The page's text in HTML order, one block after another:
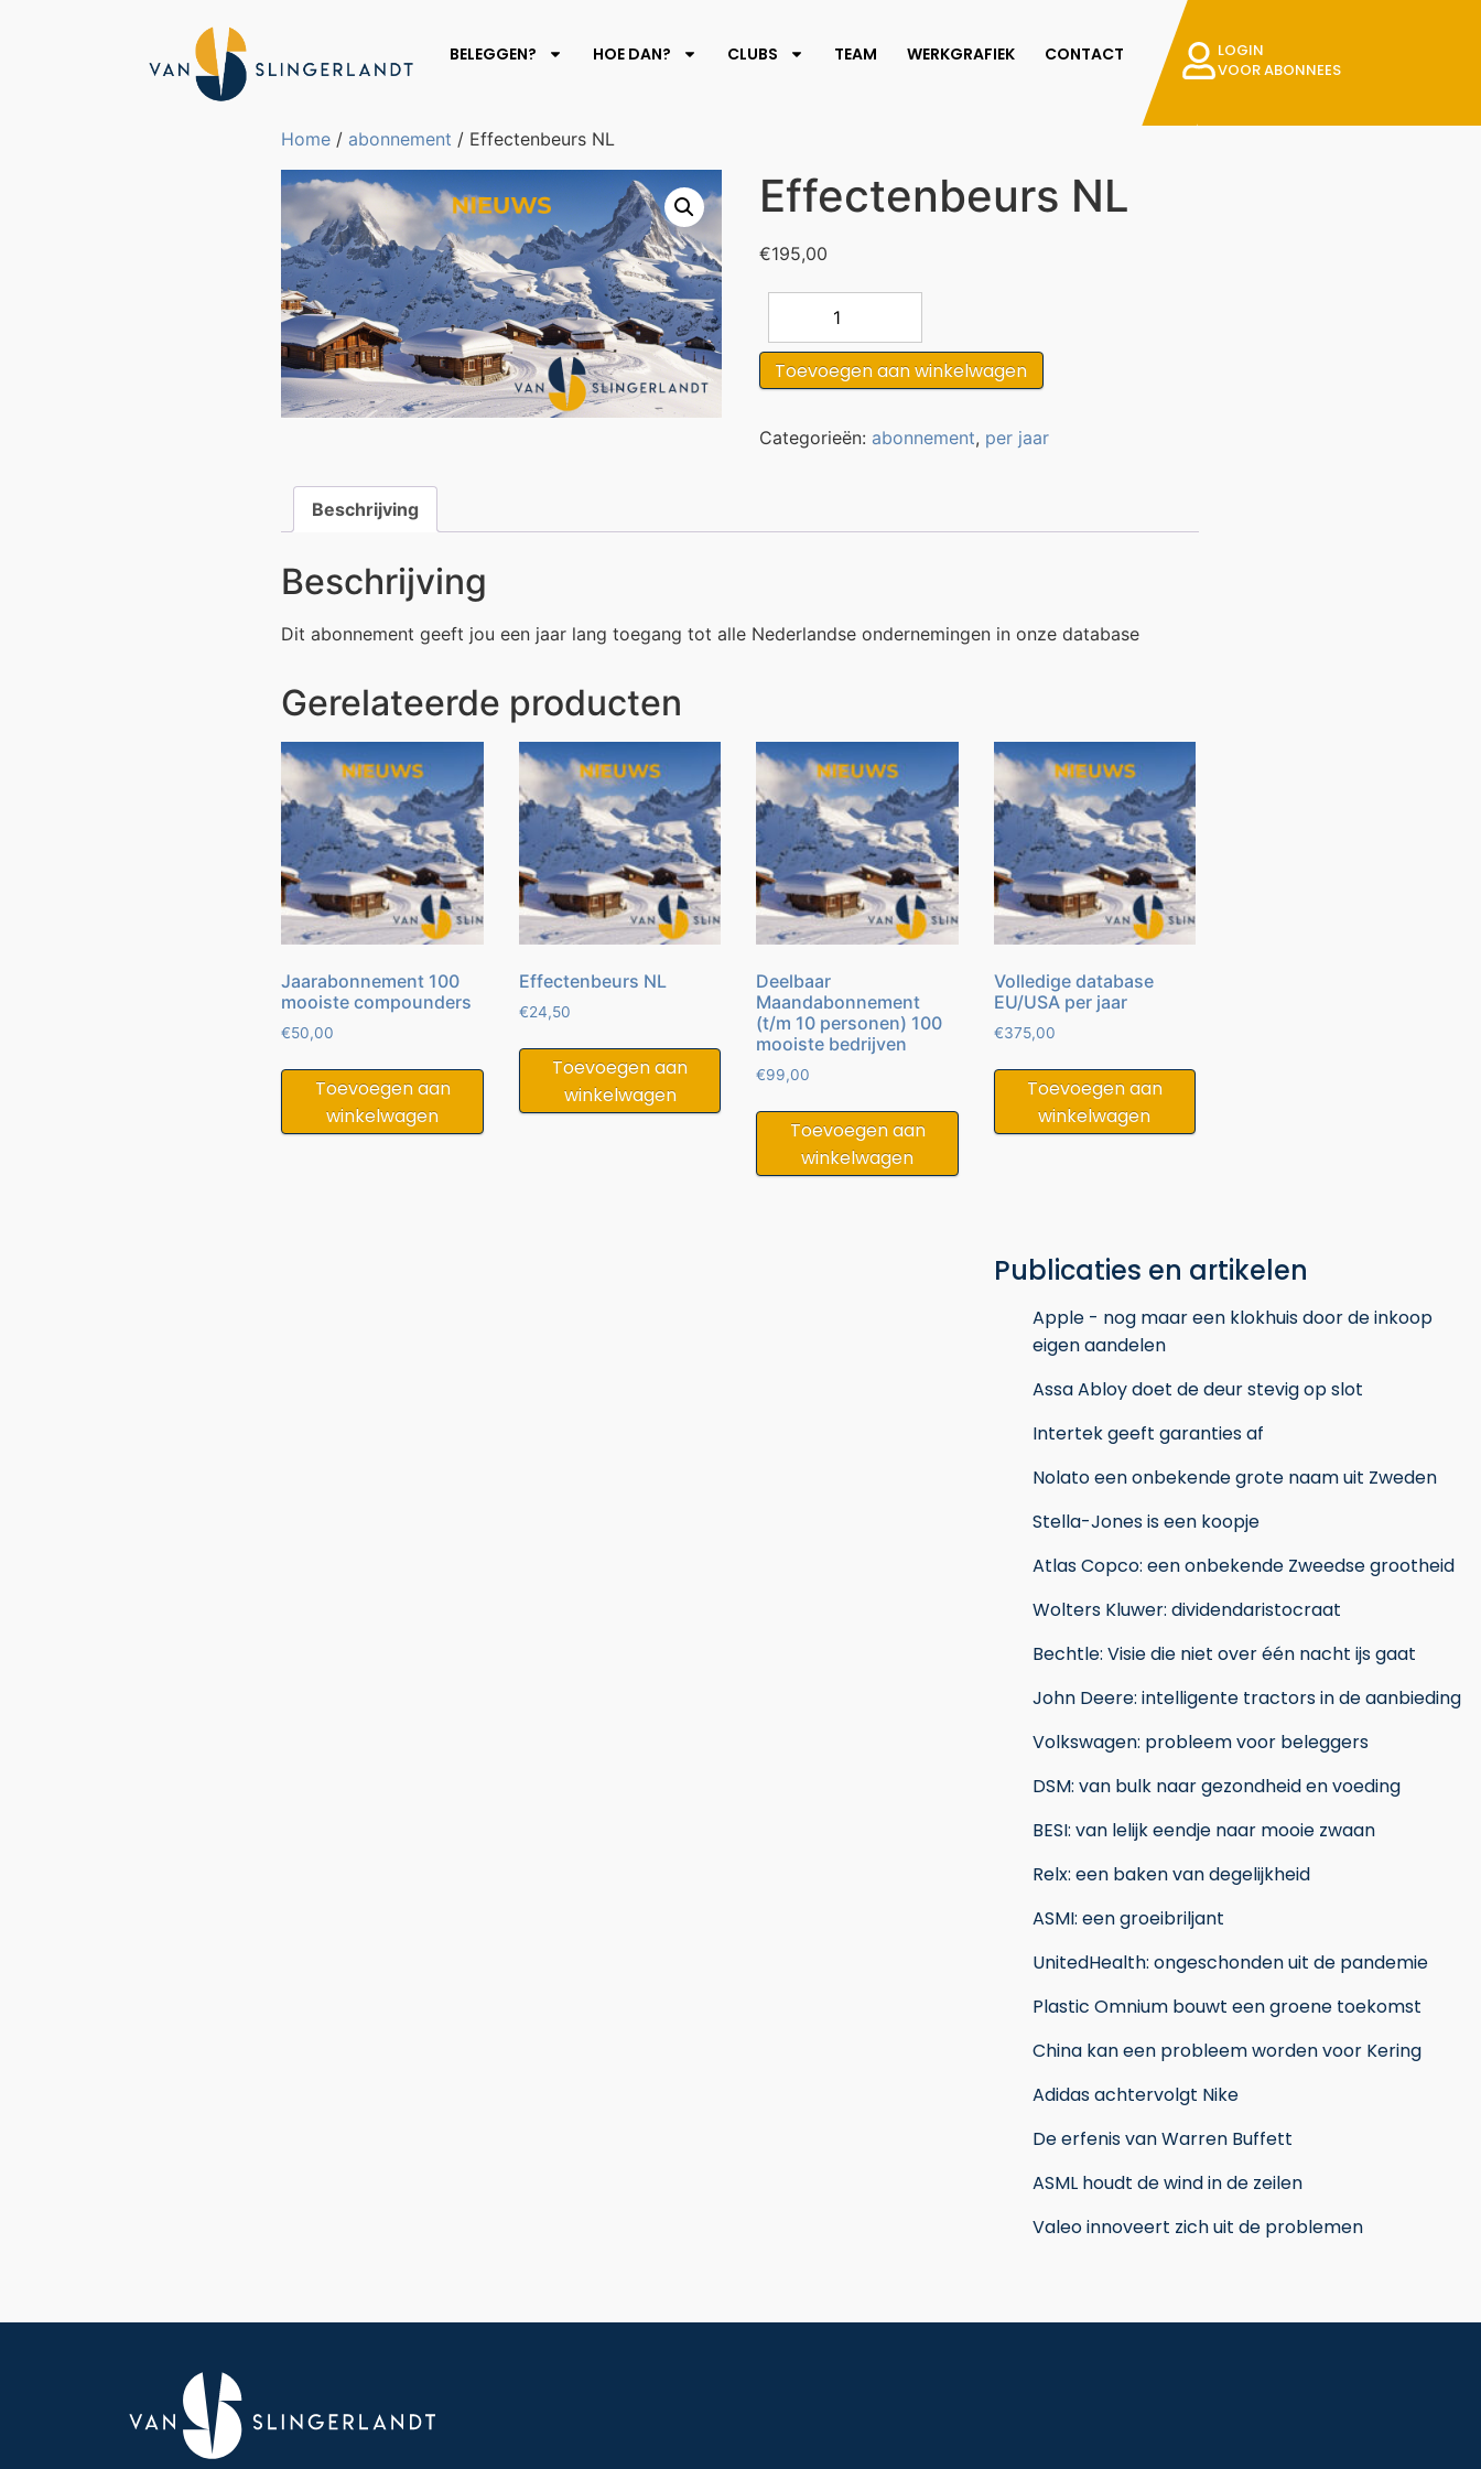
BELEGGEN? HOE DAN? CLUBS TEAM WERKGRAFIEK CONTACT
LOGIN
VOOR ABONNEES
Home / abonnement / Effectenbeurs NL
Effectenbeurs NL
€195,00
Toevoegen aan winkelwagen
Categorieën: abonnement, per jaar
Beschrijving
Beschrijving
Dit abonnement geeft jou een jaar lang toegang tot alle Nederlandse ondernemingen in onze database
Gerelateerde producten
Jaarabonnement 100
mooiste compounders
€50,00
Toevoegen aan
winkelwagen
Effectenbeurs NL
€24,50
Toevoegen aan
winkelwagen
Deelbaar
Maandabonnement
(t/m 10 personen) 100
mooiste bedrijven
€99,00
Toevoegen aan
winkelwagen
Volledige database
EU/USA per jaar
€375,00
Toevoegen aan
winkelwagen
Publicaties en artikelen
Apple - nog maar een klokhuis door de inkoop
eigen aandelen
Assa Abloy doet de deur stevig op slot
Intertek geeft garanties af
Nolato een onbekende grote naam uit Zweden
Stella-Jones is een koopje
Atlas Copco: een onbekende Zweedse grootheid
Wolters Kluwer: dividendaristocraat
Bechtle: Visie die niet over één nacht ijs gaat
John Deere: intelligente tractors in de aanbieding
Volkswagen: probleem voor beleggers
DSM: van bulk naar gezondheid en voeding
BESI: van lelijk eendje naar mooie zwaan
Relx: een baken van degelijkheid
ASMI: een groeibriljant
UnitedHealth: ongeschonden uit de pandemie
Plastic Omnium bouwt een groene toekomst
China kan een probleem worden voor Kering
Adidas achtervolgt Nike
De erfenis van Warren Buffett
ASML houdt de wind in de zeilen
Valeo innoveert zich uit de problemen